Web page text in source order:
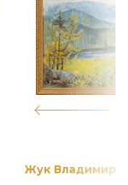
Жук Владимир